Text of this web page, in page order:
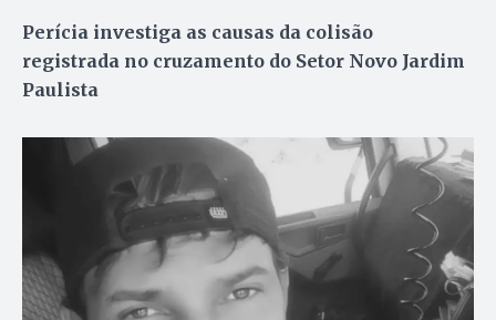
Perícia investiga as causas da colisão
registrada no cruzamento do Setor Novo Jardim
Paulista